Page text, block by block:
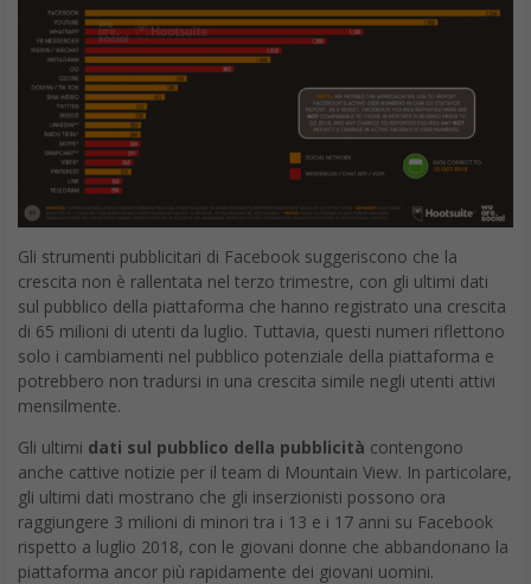
Gli strumenti pubblicitari di Facebook suggeriscono che la
crescita non è rallentata nel terzo trimestre, con gli ultimi dati
sul pubblico della piattaforma che hanno registrato una crescita
di 65 milioni di utenti da luglio. Tuttavia, questi numeri riflettono
solo i cambiamenti nel pubblico potenziale della piattaforma e
potrebbero non tradursi in una crescita simile negli utenti attivi
mensilmente.
Gli ultimi dati sul pubblico della pubblicità contengono
anche cattive notizie per il team di Mountain View. In particolare,
gli ultimi dati mostrano che gli inserzionisti possono ora
raggiungere 3 milioni di minori tra i 13 e i 17 anni su Facebook
rispetto a luglio 2018, con le giovani donne che abbandonano la
piattaforma ancor più rapidamente dei giovani uomini.